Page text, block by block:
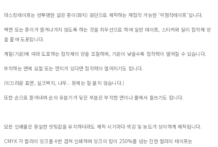
마스킹테이프는 반투명한 얇은 종이(화지) 원단으로 제작하는 재접착 가능한 '약점착테이프'입니다.
벽면 또는 종이가 뜯겨나가지 않도록 하는 것을 최우선으로 하여 일반 테이프, 스티커와 달리 접착제 양
을 줄여 도포합니다.
계절(기온)에 따라 도포하는 접착제의 양을 조절하며, 기온이 낮을수록 접착력이 떨어질 수 있습니다.
부착하는 면에 요철 또는 먼지가 있다면 접착력이 떨어지기도 합니다.
(미끄러운 표면, 실크벽지, 나무.. 등에는 잘 붙지 않습니다.)
또한 손으로 뜯어내며 손의 유분기가 닿은 부분은 부착한 면이나 롤에서 들뜨기도 합니다.
모든 인쇄물은 동일한 셋팅값을 유지하더라도 제작 시기마다 색감 및 농도가 상이하게 제작됩니다.
CMYK 각 컬러의 잉크를 4번 겹쳐 인쇄하며 잉크의 합이 250%를 넘는 진한 컬러의 테이프는